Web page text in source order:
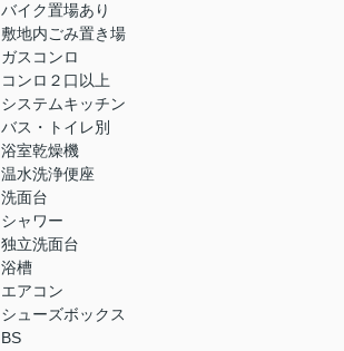
バイク置場あり
敷地内ごみ置き場
ガスコンロ
コンロ２口以上
システムキッチン
バス・トイレ別
浴室乾燥機
温水洗浄便座
洗面台
シャワー
独立洗面台
浴槽
エアコン
シューズボックス
BS